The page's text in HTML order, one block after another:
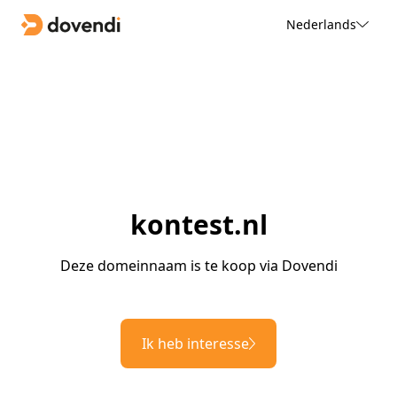
Nederlands
kontest.nl
Deze domeinnaam is te koop via Dovendi
Ik heb interesse